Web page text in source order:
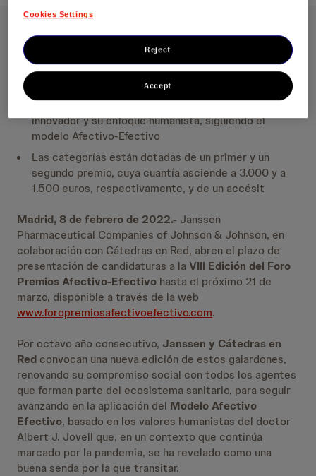
Abierto el plazo de presentación de candidaturas a la
VIII Edición del Foro Premios Afectivo-Efectivo
Estos galardones reconocen aquellas iniciativas que
mejoren la salud y destaquen por su carácter
innovador y su enfoque humanista, siguiendo el
modelo Afectivo-Efectivo
Las categorías están dotadas de un primer y un
segundo premio, cuya cuantía asciende a 3.000 y a
1.500 euros, respectivamente, y de un accésit
Madrid, 8 de febrero de 2022.- Janssen
Pharmaceutical Companies of Johnson & Johnson, en
colaboración con Cátedras en Red, abren el plazo de
presentación de candidaturas a la VIII Edición del Foro
Premios Afectivo-Efectivo hasta el próximo 21 de
marzo, disponible a través de la web
www.foropremiosafectivoefectivo.com.
Por octavo año consecutivo, Janssen y Cátedras en
Red convocan una nueva edición de estos galardones,
renovando su compromiso social con todos los agentes
que forman parte del ecosistema sanitario, para seguir
avanzando en la aplicación del Modelo Afectivo
Efectivo, basado en los valores humanistas del doctor
Albert J. Jovell que, en un contexto que continúa
marcado por la pandemia, se ha revelado como una
buena senda por la que transitar.
Cookies Settings
Reject
Accept